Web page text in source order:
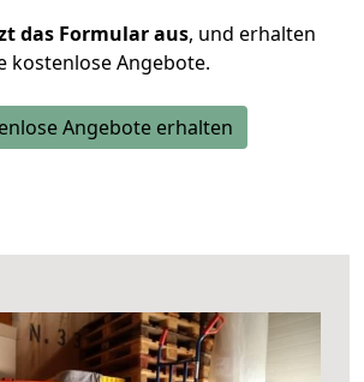
das Formular aus, und erhalten
kostenlose Angebote.
Angebote erhalten